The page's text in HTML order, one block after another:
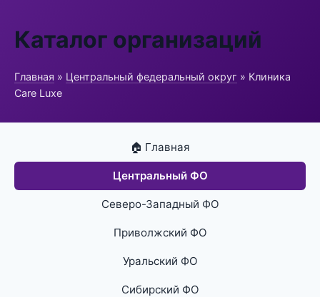
Каталог организаций
Главная » Центральный федеральный округ » Клиника
Care Luxe
🏠 Главная
Центральный ФО
Северо-Западный ФО
Приволжский ФО
Уральский ФО
Сибирский ФО